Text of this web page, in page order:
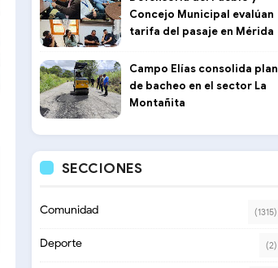
Concejo Municipal evalúan
tarifa del pasaje en Mérida
Campo Elías consolida plan
de bacheo en el sector La
Montañita
SECCIONES
Comunidad (1315)
Deporte (2)